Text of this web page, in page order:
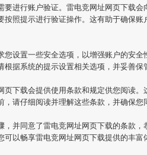
要进行账户验证。雷电竞网址网页下载
按照提示进行验证操作。这有助于确保
您设置一些安全选项，以增强账户的安
据系统的提示设置相关选项，并妥善保
页下载会提供使用条款和规定供您阅读
请仔细阅读并理解这些条款，并确保您
，并同意了雷电竞网址网页下载的条款
可以畅享雷电竞网址网页下载提供的丰